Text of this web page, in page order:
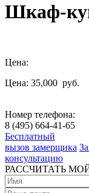
Шкаф-
Цена:
Цена: 35,000 руб.
Номер телефона:
8 (495) 664-41-65
Бесплатный
вызов замерщика
консультацию
РАССЧИТАТЬ